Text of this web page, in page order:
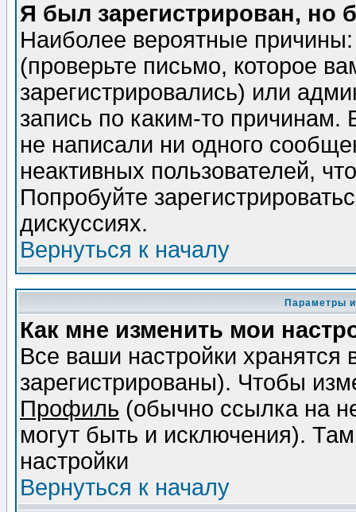
Я был зарегистрирован, но
Наиболее вероятные
(проверьте письмо, которое
зарегистрировались) или
запись по каким-то
не написали ни одного
неактивных пользователей,
Попробуйте
дискуссиях.
Вернуться к началу
Параметры
Как мне изменить мои
Все ваши настройки
зарегистрированы). Чтобы
Профиль (обычно ссылка на
могут быть и исключения).
настройки
Вернуться к началу